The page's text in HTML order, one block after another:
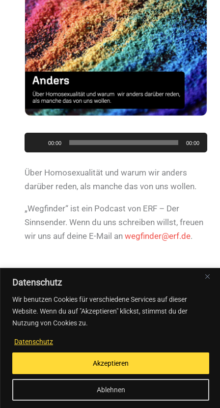
Datenschutz
Wir benutzen Cookies für verschiedene Services auf dieser
Website. Wenn du auf "Akzeptieren" klickst, stimmst du der
Nutzung von Cookies zu.
Datenschutz
Ablehnen
Akzeptieren
Audio-
Player
00:00 00:00
Über Homosexualität und warum wir anders
darüber reden, als manche das von uns wollen.
„Wegfinder“ ist ein Podcast von ERF – Der
Sinnsender. Wenn du uns schreiben willst, freuen
wir uns auf deine E-Mail anwegfinder@erf.de.
←Vorheriger Beitrag
Impressum & Datenschutz